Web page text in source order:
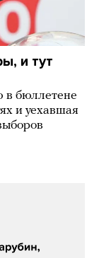
и тут
в бюллетене
и уехавшая